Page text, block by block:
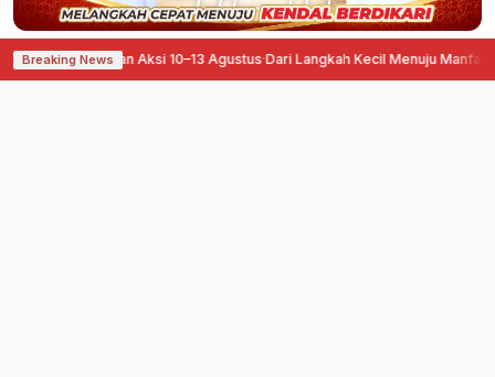
Breaking News
Siapkan Aksi 10–13 Agustus·Dari Langkah Kecil Menuju Manfaat